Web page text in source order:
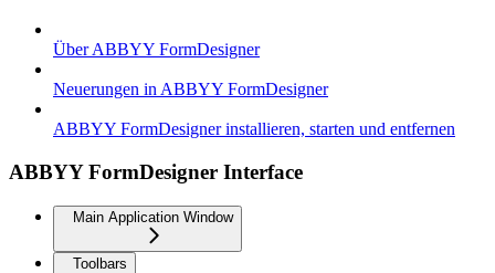
Über ABBYY FormDesigner
Neuerungen in ABBYY FormDesigner
ABBYY FormDesigner installieren, starten und entfernen
ABBYY FormDesigner Interface
Main Application Window
Toolbars